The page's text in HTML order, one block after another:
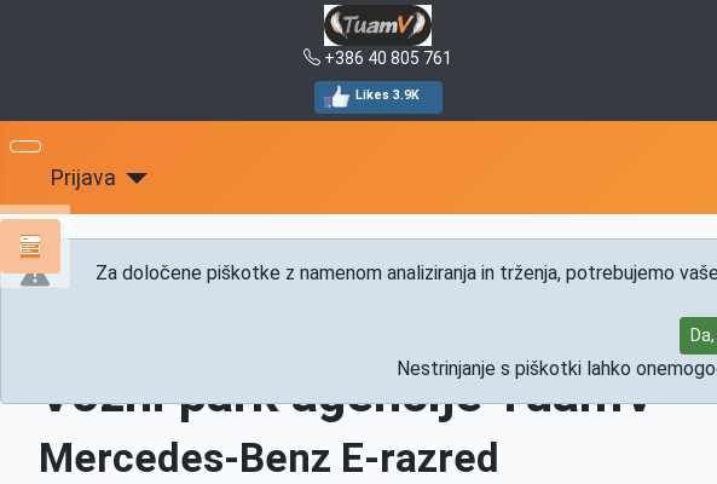
+386 40 805 761
Likes 3.9K
Prijava
Za določene piškotke z namenom analiziranja in trženja, potrebujemo
Nestrinjanje s piškotki lahko
Mercedes-Benz
Vozni park agencije TuamV
Mercedes-Benz E-razred